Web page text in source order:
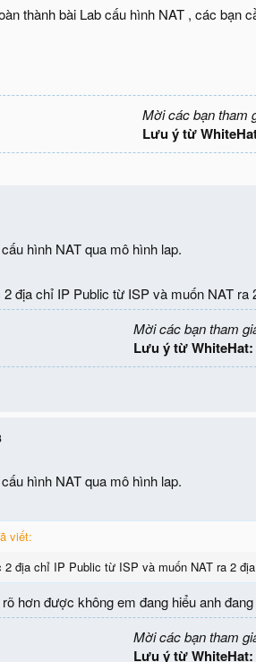
thành bài Lab cấu hình NAT , các bạn
Mời các bạn tham
Lưu ý từ
hình NAT qua mô hình lap.
địa chỉ IP Public từ ISP và muốn NAT
Mời các bạn tham
Lưu ý từ WhiteHat:
hình NAT qua mô hình lap.
viết:
2 địa chỉ IP Public từ ISP và muốn NAT ra 2
hơn được không em đang hiểu anh
Mời các bạn tham
Lưu ý từ WhiteHat: